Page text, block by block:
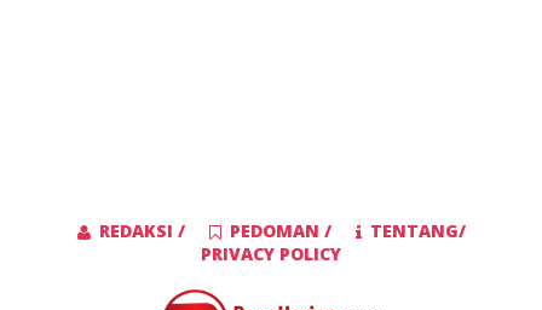
REDAKSI / PEDOMAN /
TENTANG/
PRIVACY POLICY